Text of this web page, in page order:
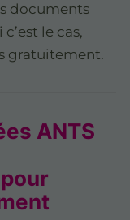
documents
le cas,
gratuitement.
ANTS